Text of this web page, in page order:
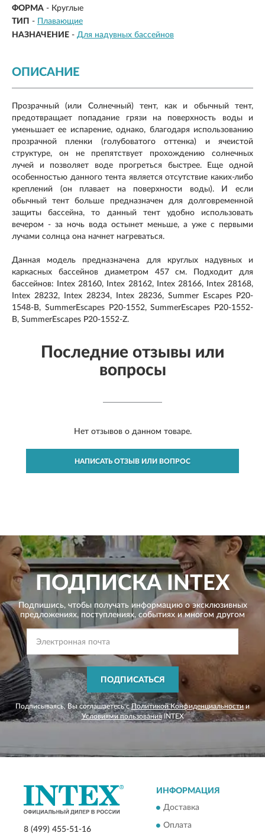
ФОРМА - Круглые
ТИП - Плавающие
НАЗНАЧЕНИЕ - Для надувных бассейнов
ОПИСАНИЕ
Прозрачный (или Солнечный) тент, как и обычный тент,
предотвращает попадание грязи на поверхность воды и
уменьшает ее испарение, однако, благодаря использованию
прозрачной пленки (голубоватого оттенка) и ячеистой
структуре, он не препятствует прохождению солнечных
лучей и позволяет воде прогреться быстрее. Еще одной
особенностью данного тента является отсутствие каких-либо
креплений (он плавает на поверхности воды). И если
обычный тент больше предназначен для долговременной
защиты бассейна, то данный тент удобно использовать
вечером - за ночь вода остынет меньше, а уже с первыми
лучами солнца она начнет нагреваться.
Данная модель предназначена для круглых надувных и
каркасных бассейнов диаметром 457 см. Подходит для
бассейнов: Intex 28160, Intex 28162, Intex 28166, Intex 28168,
Intex 28232, Intex 28234, Intex 28236, Summer Escapes Р20-
1548-В, SummerEscapes Р20-1552, SummerEscapes Р20-1552-
В, SummerEscapes Р20-1552-Z.
Последние отзывы или
вопросы
Нет отзывов о данном товаре.
НАПИСАТЬ ОТЗЫВ ИЛИ ВОПРОС
ПОДПИСКАINTEX
Подпишись, чтобы получать информацию о эксклюзивных
предложениях, поступлениях, событиях и многом другом
ПОДПИСАТЬСЯ
Подписываясь, Вы соглашаетесь сПолитикой Конфиденциальности и
Условиями пользованияINTEX
8 (499) 455-51-16
ИНФОРМАЦИЯ
Доставка
Оплата